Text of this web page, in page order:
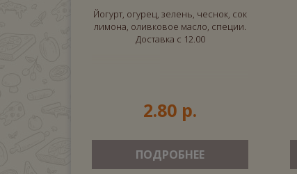
Йогурт, огурец, зелень, чеснок, сок
лимона, оливковое масло, специи.
Доставка с 12.00
2.80 р.
ПОДРОБНЕЕ